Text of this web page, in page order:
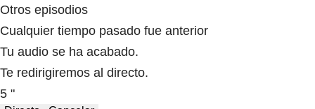
Otros episodios
Cualquier tiempo pasado fue anterior
Tu audio se ha acabado.
Te redirigiremos al directo.
5 "